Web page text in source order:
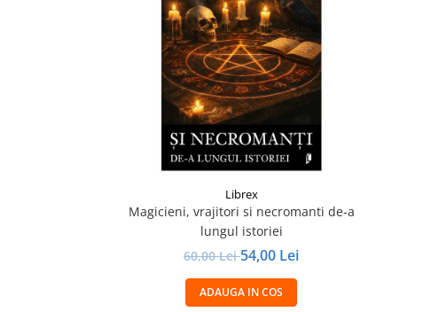
Librex
Magicieni, vrajitori si necromanti de-a
lungul istoriei
60,00 Lei54,00 Lei
ADAUGA IN COS